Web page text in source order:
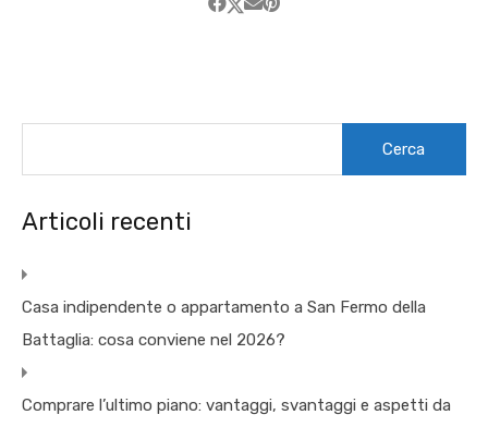
Articoli recenti
Casa indipendente o appartamento a San Fermo della
Battaglia: cosa conviene nel 2026?
Comprare l’ultimo piano: vantaggi, svantaggi e aspetti da